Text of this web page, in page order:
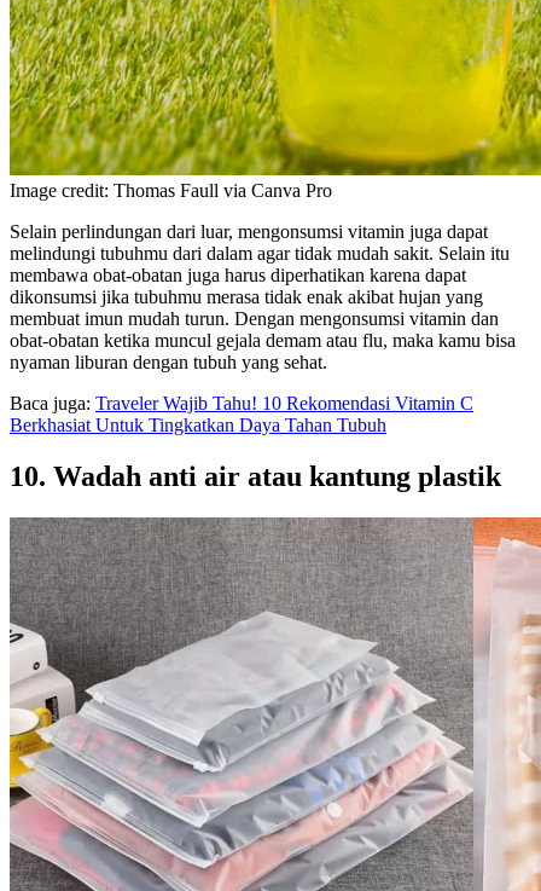
Image credit: Thomas Faull via Canva Pro
Selain perlindungan dari luar, mengonsumsi vitamin juga dapat
melindungi tubuhmu dari dalam agar tidak mudah sakit. Selain itu
membawa obat-obatan juga harus diperhatikan karena dapat
dikonsumsi jika tubuhmu merasa tidak enak akibat hujan yang
membuat imun mudah turun. Dengan mengonsumsi vitamin dan
obat-obatan ketika muncul gejala demam atau flu, maka kamu bisa
nyaman liburan dengan tubuh yang sehat.
Baca juga: Traveler Wajib Tahu! 10 Rekomendasi Vitamin C
Berkhasiat Untuk Tingkatkan Daya Tahan Tubuh
10. Wadah anti air atau kantung plastik